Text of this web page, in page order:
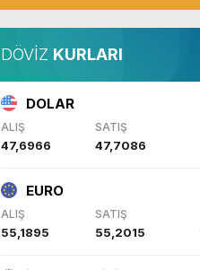
DÖVİZ KURLARI
DOLAR
ALIŞ SATIŞ
47,6966 47,7086
EURO
ALIŞ SATIŞ
55,1895 55,2015